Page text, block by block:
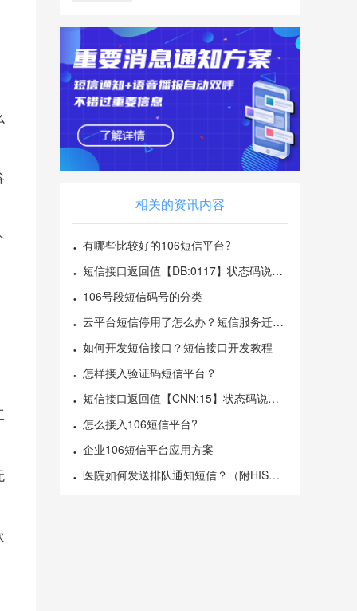
相关的资讯内容
有哪些比较好的106短信平台?
短信接口返回值【DB:0117】状态码说明、错误码产生原因及解决方案
106号段短信码号的分类
云平台短信停用了怎么办？短信服务迁移方案
如何开发短信接口？短信接口开发教程
怎样接入验证码短信平台？
短信接口返回值【CNN:15】状态码说明、错误码产生原因及解决方案
怎么接入106短信平台?
企业106短信平台应用方案
医院如何发送排队通知短信？（附HIS短信通知模板）